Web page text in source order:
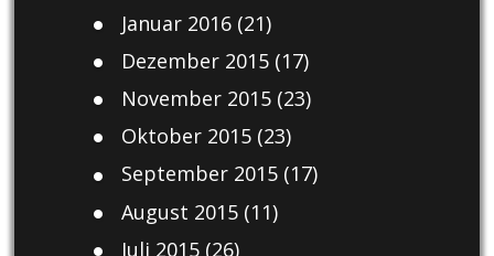
Januar 2016(21)
Dezember 2015(17)
November 2015(23)
Oktober 2015(23)
September 2015(17)
August 2015(11)
Juli 2015(26)